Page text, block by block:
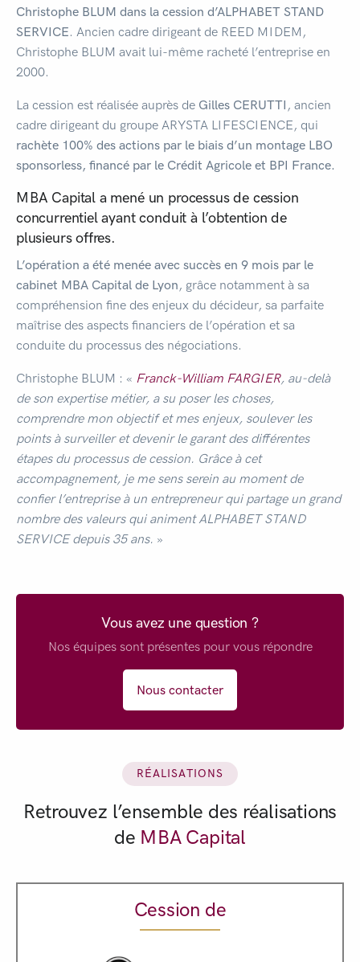
Christophe BLUM dans la cession d’ALPHABET STAND
SERVICE. Ancien cadre dirigeant de REED MIDEM,
Christophe BLUM avait lui-même racheté l’entreprise en
2000.
La cession est réalisée auprès de Gilles CERUTTI , ancien
cadre dirigeant du groupe ARYSTA LIFESCIENCE, qui
rachète 100% des actions par le biais d’un montage LBO
sponsorless, financé par le Crédit Agricole et BPI France.
MBA Capital a mené un processus de cession
concurrentiel ayant conduit à l’obtention de
plusieurs offres.
L’opération a été menée avec succès en 9 mois par le
cabinet MBA Capital de Lyon, grâce notamment à sa
compréhension fine des enjeux du décideur, sa parfaite
maîtrise des aspects financiers de l’opération et sa
conduite du processus des négociations.
Christophe BLUM : « Franck-William FARGIER, au-delà
de son expertise métier, a su poser les choses,
comprendre mon objectif et mes enjeux, soulever les
points à surveiller et devenir le garant des différentes
étapes du processus de cession. Grâce à cet
accompagnement, je me sens serein au moment de
confier l’entreprise à un entrepreneur qui partage un grand
nombre des valeurs qui animent ALPHABET STAND
SERVICE depuis 35 ans. »
Vous avez une question ?
Nos équipes sont présentes pour vous répondre
Nous contacter
RÉALISATIONS
Retrouvez l’ensemble des réalisations
de MBA Capital
Cession de